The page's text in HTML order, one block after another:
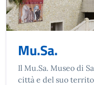
Mu.Sa.
Il Mu.Sa. Museo di
città e del suo